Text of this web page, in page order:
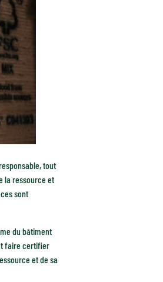
tout
la ressource et
sont
du bâtiment
faire certifier
et de sa